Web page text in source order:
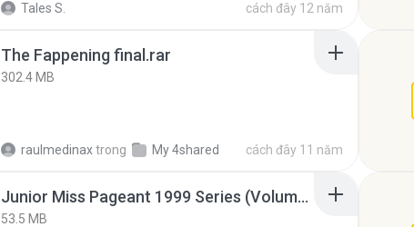
Tales S. cách đây 12 năm
The Fappening final.rar
302.4 MB
raulmedinaxtrong My 4shared cách đây 11 năm
Junior Miss Pageant 1999 Series (Volume I Part I NC 6).7z
53.5 MB